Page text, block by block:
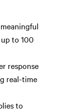
to 100
response
real-time
to